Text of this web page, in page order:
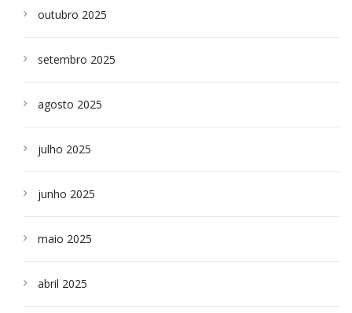
outubro 2025
setembro 2025
agosto 2025
julho 2025
junho 2025
maio 2025
abril 2025